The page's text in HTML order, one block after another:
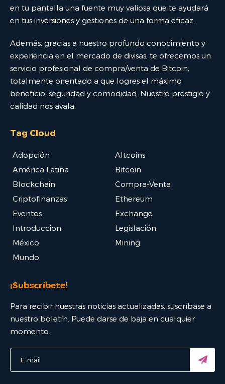
en tu pantalla una fuente muy valiosa que te ayudará
en tus inversiones y gestiones de una forma eficaz.
Además, gracias a nuestro profundo conocimiento y
experiencia en el mercado de divisas, te ofrecemos un
servicio profesional de compra/venta de Bitcoin,
totalmente orientado a que logres el máximo
beneficio, seguridad y comodidad. Nuestro prestigio y
calidad nos avala.
Tag Cloud
Adopción
Altcoins
América Latina
Bitcoin
Blockchain
Compra-Venta
Criptofinanzas
Ethereum
Eventos
Exchange
Introduccion
Legislación
México
Mining
Mundo
¡Subscríbete!
Para recibir nuestras noticias actualizadas, suscríbase a
nuestro boletín. Puede darse de baja en cualquier
momento.